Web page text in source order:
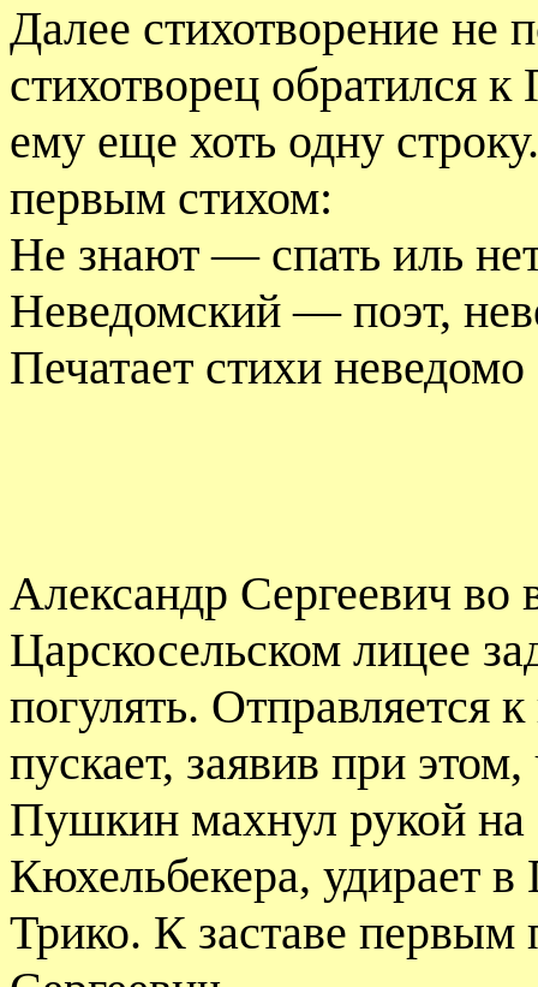
Далее стихотворение не
стихотворец обратился
ему еще хоть одну
первым стихом:
Не знают — спать иль
Неведомский — поэт,
Печатает стихи неведомо
Александр Сергеевич во
Царскосельском лицее
погулять. Отправляется
пускает, заявив при
Пушкин махнул рукой на
Кюхельбекера, удирает
Трико. К заставе первым